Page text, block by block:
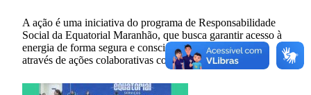
A ação é uma iniciativa do programa de Responsabilidade
Social da Equatorial Maranhão, que busca garantir acesso à
energia de forma segura e consciente em todo o estado,
através de ações colaborativas com a sociedade.